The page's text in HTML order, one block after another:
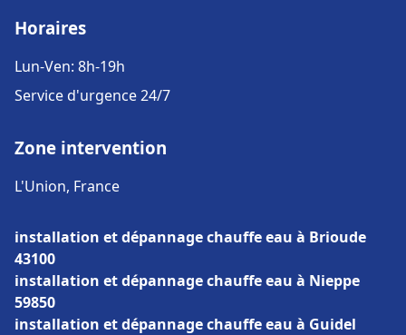
Horaires
Lun-Ven: 8h-19h
Service d'urgence 24/7
Zone intervention
L'Union, France
installation et dépannage chauffe eau à Brioude
43100
installation et dépannage chauffe eau à Nieppe
59850
installation et dépannage chauffe eau à Guidel